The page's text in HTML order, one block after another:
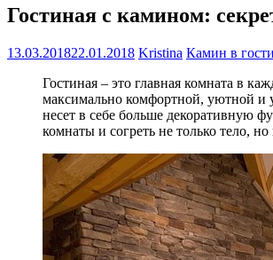
Гостиная с камином:
13.03.201822.01.2018 Kristina Камин в
Гостиная – это главная комната в
максимально комфортной, уютной и
несет в себе больше декоративную
комнаты и согреть не только тело,